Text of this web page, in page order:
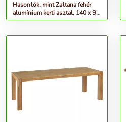
Hasonlók, mint Zaltana fehér
alumínium kerti asztal, 140 x 90
cm - Kave Home